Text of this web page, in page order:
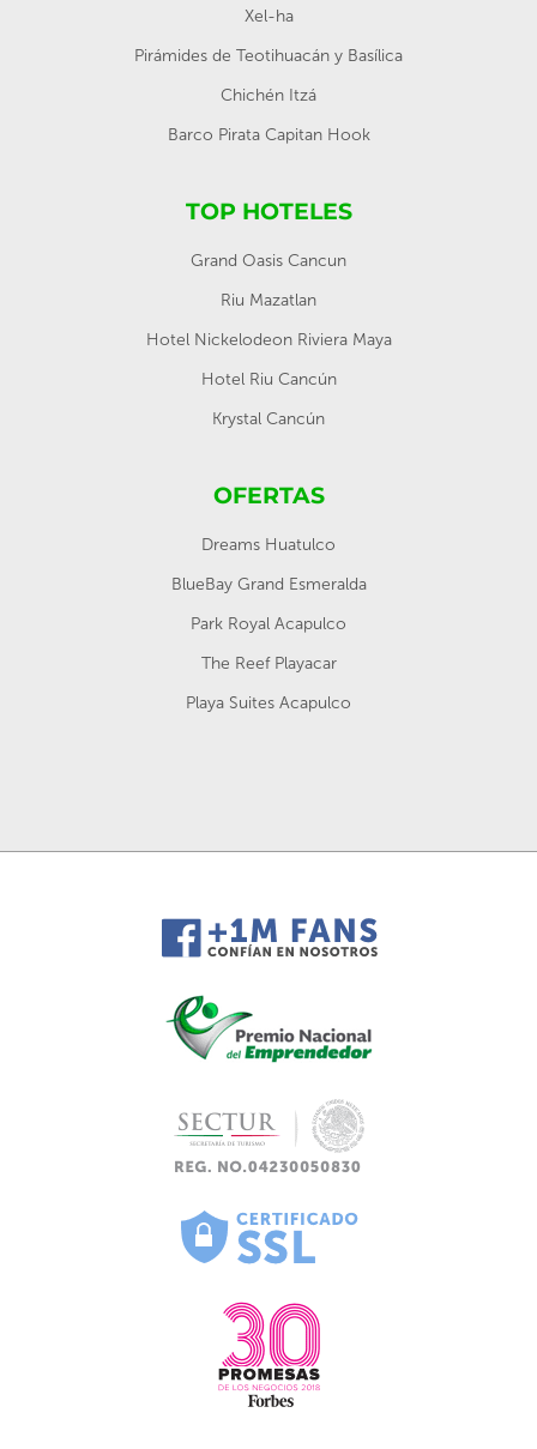
Xel-ha
Pirámides de Teotihuacán y Basílica
Chichén Itzá
Barco Pirata Capitan Hook
TOP HOTELES
Grand Oasis Cancun
Riu Mazatlan
Hotel Nickelodeon Riviera Maya
Hotel Riu Cancún
Krystal Cancún
OFERTAS
Dreams Huatulco
BlueBay Grand Esmeralda
Park Royal Acapulco
The Reef Playacar
Playa Suites Acapulco